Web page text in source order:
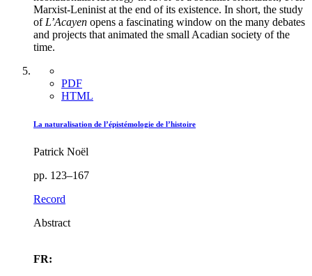
Marxist-Leninist at the end of its existence. In short, the study
of L’Acayen opens a fascinating window on the many debates
and projects that animated the small Acadian society of the
time.
PDF
HTML
La naturalisation de l’épistémologie de l’histoire
Patrick Noël
pp. 123–167
Record
Abstract
FR: